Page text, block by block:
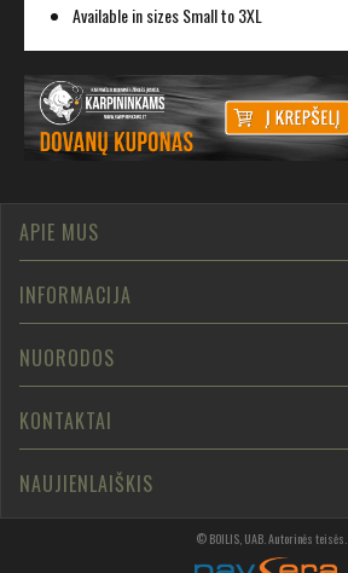
Available in sizes Small to 3XL
APIE MUS
INFORMACIJA
NUORODOS
KONTAKTAI
NAUJIENLAIŠKIS
© BOILIS, UAB. Autorinės teisės